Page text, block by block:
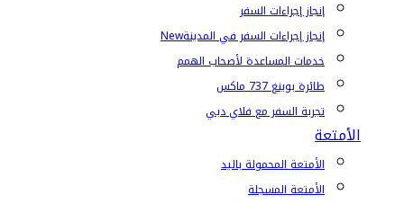
إنجاز إجراءات السفر
إنجاز إجراءات السفر في المدينةNew
خدمات المساعدة لأصحاب الهمم
طائرة بوينغ 737 ماكس
تجربة السفر مع فلاي دبي
الأمتعة
الأمتعة المحمولة باليد
الأمتعة المسجلة